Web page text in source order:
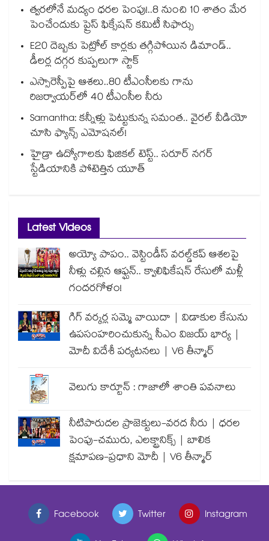
త్వరలోనే మద్యం ధ‌‌ర‌‌ల పెంపు!..8 నుంచి 10 శాతం మేర
పెంచేందుకు ప్రైస్ ఫిక్సేష‌‌న్ క‌‌మిటీ సిఫార్సు
E20 దెబ్బకు పెట్రోల్ కార్లకు తగ్గిపోయిన డిమాండ్..
డీలర్ల దగ్గర కుప్పలుగా స్టాక్
ఎస్సారెస్పీపై ఆశలు..80 టీఎంసీలకు గాను
రిజర్వాయర్‌‌‌‌‌‌‌‌‌‌‌‌‌‌‌‌లో 40 టీఎంసీల నీరు
Samantha: కన్నీళ్లు పెట్టుకున్న సమంత.. వైరల్ వీడియో
చూసి ఫ్యాన్స్ ఎమోషనల్!
హైడ్రా ఉద్యోగాలకు ఫిజికల్ టెస్ట్.. సరూర్ నగర్
స్టేడియానికి పోటెత్తిన యూత్
Latest Videos
అయ్యో పాపం.. వెస్టిండీస్ వరల్డ్‌కప్ ఆశలపై
నీళ్లు చల్లిన ఆఫ్ఘన్.. క్వాలిఫికేషన్ రేసులో మళ్లీ
గందరగోళం!
గిగ్ వర్కర్ల సమ్మె వాయిదా | విడాకుల కేసును
ఉపసంహరించుకున్న సీఎం విజయ్ భార్య |
మోదీ విదేశీ పర్యటనలు | V6 తీన్మార్
వెలుగు కార్టూన్ : గాజాలో శాంతి పవనాలు
నీటిపారుదల ప్రాజెక్టులు-వరద నీరు | ధరల
పెంపు-చమురు, ఎలక్ట్రానిక్స్ | బాలిక
క్షమాపణ-ప్రధాని మోదీ | V6 తీన్మార్
Facebook Twitter
Instagram